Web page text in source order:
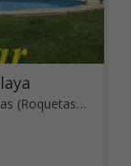
El Sabinar - Urbanizaciones - Las Marinas (Roquetas de Mar)